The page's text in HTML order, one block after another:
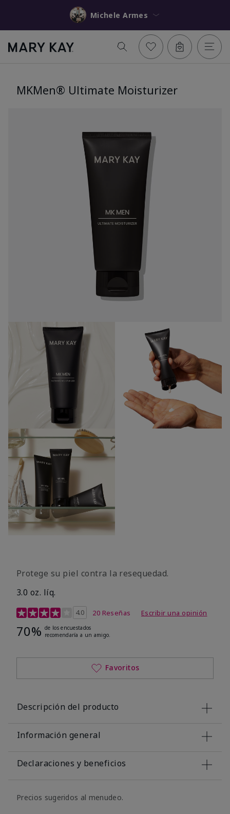
Michele Armes
MKMen® Ultimate Moisturizer
Protege su piel contra la resequedad.
3.0 oz. líq.
Calificación de clientes de 3,7 de 5
4.0 20 Reseñas Escribir una opinión
70% de los encuestados
recomendaría a un amigo.
Favoritos
Descripción del producto
Información general
Declaraciones y beneficios
Precios sugeridos al menudeo.